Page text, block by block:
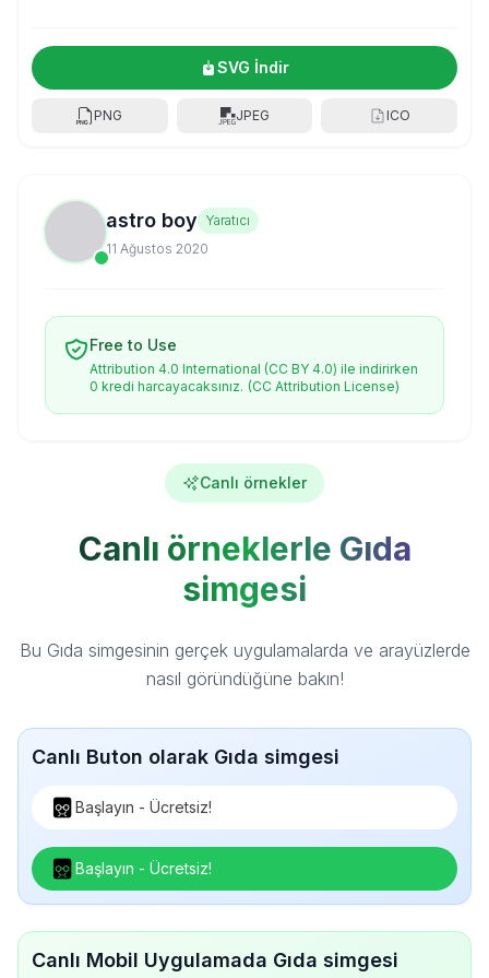
SVG İndir
PNG JPEG ICO
astro boy Yaratıcı
11 Ağustos 2020
Free to Use
Attribution 4.0 International (CC BY 4.0) ile indirirken
0 kredi harcayacaksınız. (CC Attribution License)
Canlı örnekler
Canlı örneklerle Gıda
simgesi
Bu Gıda simgesinin gerçek uygulamalarda ve arayüzlerde
nasıl göründüğüne bakın!
Canlı Buton olarak Gıda simgesi
Başlayın - Ücretsiz!
Başlayın - Ücretsiz!
Canlı Mobil Uygulamada Gıda simgesi